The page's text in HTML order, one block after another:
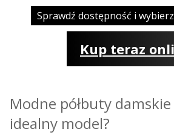
Sprawdź dostępność i
Kup teraz
Modne półbuty
idealny model?